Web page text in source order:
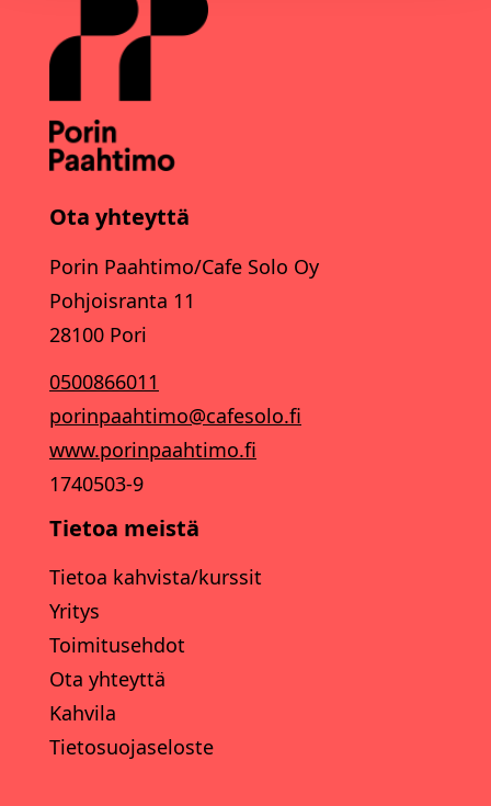
Ota yhteyttä
Porin Paahtimo/Cafe Solo Oy
Pohjoisranta 11
28100 Pori
0500866011
porinpaahtimo@cafesolo.fi
www.porinpaahtimo.fi
1740503-9
Tietoa meistä
Tietoa kahvista/kurssit
Yritys
Toimitusehdot
Ota yhteyttä
Kahvila
Tietosuojaseloste